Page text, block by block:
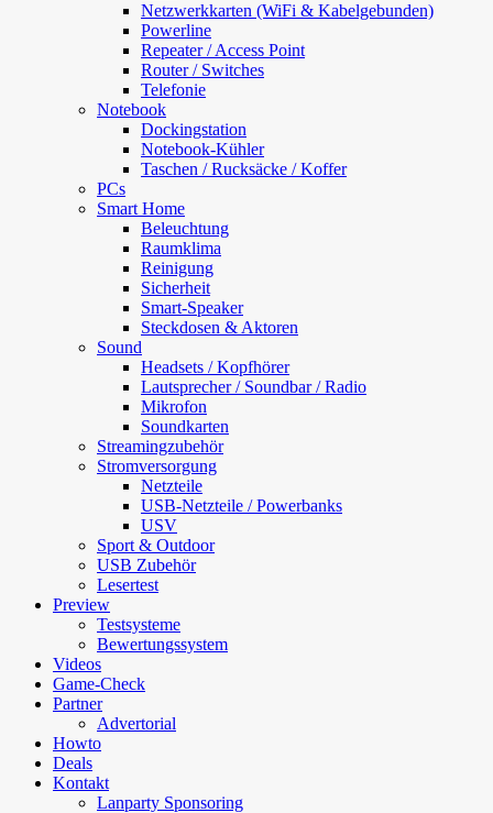
Netzwerkkarten (WiFi & Kabelgebunden)
Powerline
Repeater / Access Point
Router / Switches
Telefonie
Notebook
Dockingstation
Notebook-Kühler
Taschen / Rucksäcke / Koffer
PCs
Smart Home
Beleuchtung
Raumklima
Reinigung
Sicherheit
Smart-Speaker
Steckdosen & Aktoren
Sound
Headsets / Kopfhörer
Lautsprecher / Soundbar / Radio
Mikrofon
Soundkarten
Streamingzubehör
Stromversorgung
Netzteile
USB-Netzteile / Powerbanks
USV
Sport & Outdoor
USB Zubehör
Lesertest
Preview
Testsysteme
Bewertungssystem
Videos
Game-Check
Partner
Advertorial
Howto
Deals
Kontakt
Lanparty Sponsoring